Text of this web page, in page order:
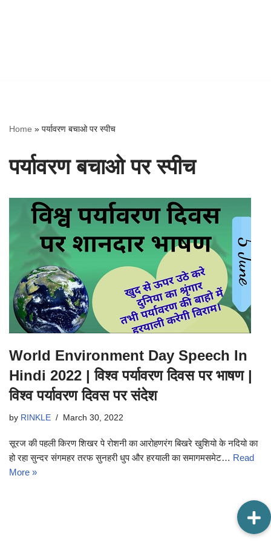
Home » पर्यावरण बचाओ पर स्पीच
पर्यावरण बचाओ पर स्पीच
World Environment Day Speech In
Hindi 2022 | विश्व पर्यावरण दिवस पर भाषण |
विश्व पर्यावरण दिवस पर संदेश
by RINKLE March 30, 2022
सूरज की पहली किरण शिखर पे रोशनी का आरोहणरंग बिखरे खुशियो के नदियो का
हो रहा सुन्दर संगमहर तरफ सुनहरी धुप और हरयाली का समागमसमेट… Read
More »